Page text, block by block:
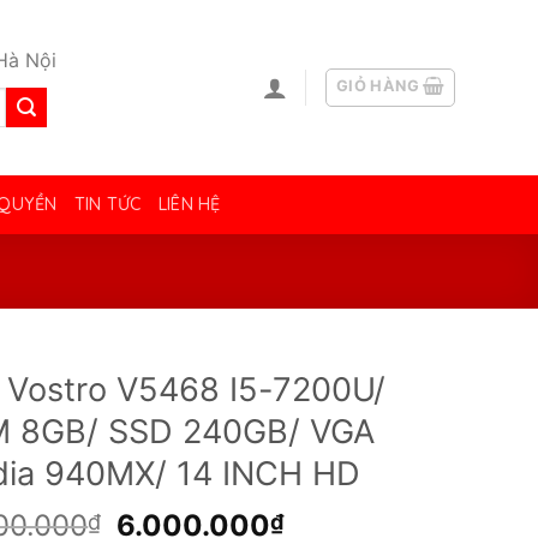
Nội
GIỎ HÀNG
TIN TỨC LIÊN HỆ
Vostro V5468 I5-7200U/
8GB/ SSD 240GB/ VGA
940MX/ 14 INCH HD
₫
Giá
6.000.000₫Giá